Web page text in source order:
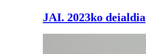
JAI. 2023ko deialdia